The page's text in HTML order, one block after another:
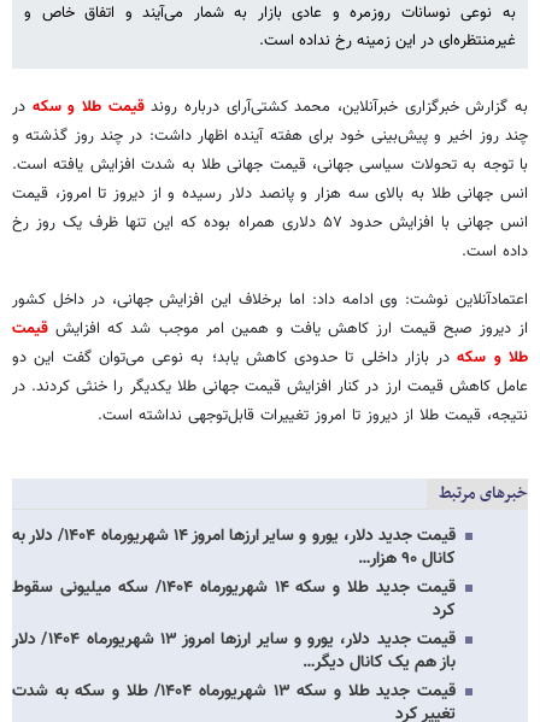
به نوعی نوسانات روزمره و عادی بازار به شمار می‌آیند و اتفاق خاص و
غیرمنتظره‌ای در این زمینه رخ نداده است.
به گزارش خبرگزاری خبرآنلاین، محمد کشتی‌آرای درباره روندقیمت طلا و سکه در
چند روز اخیر و پیش‌بینی خود برای هفته آینده اظهار داشت: در چند روز گذشته و
با توجه به تحولات سیاسی جهانی، قیمت جهانی طلا به شدت افزایش یافته است.
انس جهانی طلا به بالای سه هزار و پانصد دلار رسیده و از دیروز تا امروز، قیمت
انس جهانی با افزایش حدود ۵۷ دلاری همراه بوده که این تنها ظرف یک روز رخ
داده است.
اعتمادآنلاین نوشت: وی ادامه داد: اما برخلاف این افزایش جهانی، در داخل کشور
از دیروز صبح قیمت ارز کاهش یافت و همین امر موجب شد که افزایش قیمت
طلا و سکه در بازار داخلی تا حدودی کاهش یابد؛ به نوعی می‌توان گفت این دو
عامل کاهش قیمت ارز در کنار افزایش قیمت جهانی طلا یکدیگر را خنثی کردند. در
نتیجه، قیمت طلا از دیروز تا امروز تغییرات قابل‌توجهی نداشته است.
خبرهای مرتبط
قیمت جدید دلار، یورو و سایر ارزها امروز ۱۴ شهریورماه ۱۴۰۴/ دلار به
کانال ۹۰ هزار…
قیمت جدید طلا و سکه ۱۴ شهریورماه ۱۴۰۴/ سکه میلیونی سقوط
کرد
قیمت جدید دلار، یورو و سایر ارزها امروز ۱۳ شهریورماه ۱۴۰۴/ دلار
باز هم یک کانال دیگر…
قیمت جدید طلا و سکه ۱۳ شهریورماه ۱۴۰۴/ طلا و سکه به شدت
تغییر کرد